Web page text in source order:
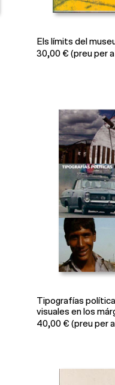
Els límits del
30,00 € (preu per
Tipografías
visuales en los
40,00 € (preu per